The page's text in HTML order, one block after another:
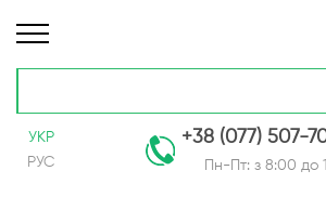
УКР
РУС
+38 (077) 507-
Пн-Пт: з 8:00 до